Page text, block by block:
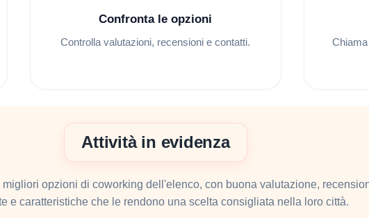
Confronta le opzioni
Controlla valutazioni, recensioni e contatti.
Attività in evidenza
opzioni di coworking dell'elenco, con buona valutazione,
e caratteristiche che le rendono una scelta consigliata nella loro città.